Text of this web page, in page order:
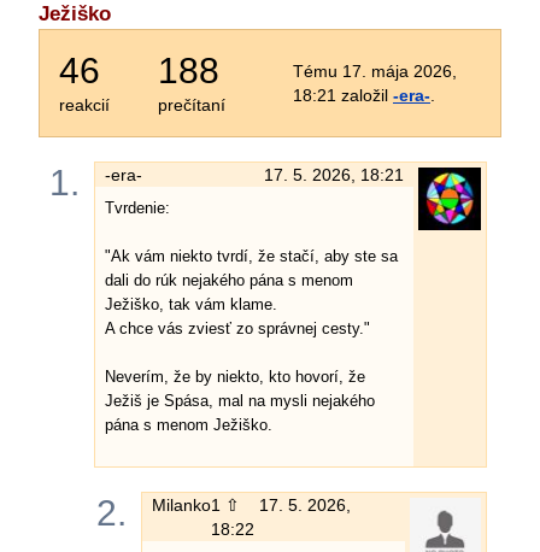
Ježiško
46
reakcií
188
prečítaní
Tému 17. mája 2026,
18:21 založil -era-
1. -era- 17. 5. 2026, 18:21
Tvrdenie:
"Ak vám niekto tvrdí, že stačí, aby ste sa
dali do rúk nejakého pána s menom
Ježiško, tak vám klame.
A chce vás zviesť zo správnej cesty."
Neverím, že by niekto, kto hovorí, že
Ježiš je Spása, mal na mysli nejakého
pána s menom Ježiško.
2. Milanko1 ⇧
17. 5. 2026,
18:22